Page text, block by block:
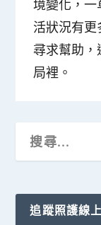
境變化，
活狀況有
尋求幫助
局裡。
追蹤照護線上